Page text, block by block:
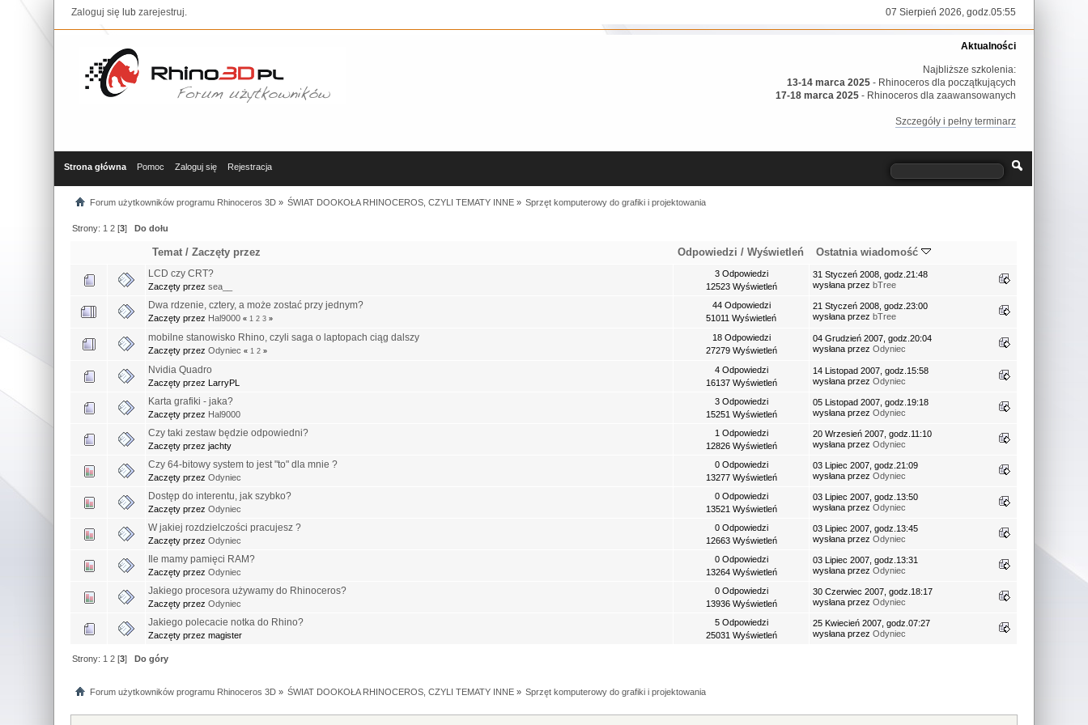
Zaloguj się lubzarejestruj. 07 Sierpień 2026, godz.05:55
Aktualności
Najbliższe szkolenia:
13-14 marca 2025 - Rhinoceros dla początkujących
17-18 marca 2025 - Rhinoceros dla zaawansowanych
Szczegóły i pełny terminarz
Strona główna Pomoc Zaloguj się Rejestracja
Forum użytkowników programu Rhinoceros 3D» ŚWIAT DOOKOŁA RHINOCEROS, CZYLI TEMATY INNE » Sprzęt komputerowy do grafiki i projektowania
Strony: 1 2 [3]Do dołu
Temat /Zaczęty przez Odpowiedzi /Wyświetleń Ostatnia wiadomość
LCD czy CRT?
Zaczęty przezsea__
3 Odpowiedzi
12523 Wyświetleń
31 Styczeń 2008, godz.21:48
wysłana przezbTree
Dwa rdzenie, cztery, a może zostać przy jednym?
Zaczęty przez Hal9000 « 1 2 3 »
44 Odpowiedzi
51011 Wyświetleń
21 Styczeń 2008, godz.23:00
wysłana przezbTree
mobilne stanowisko Rhino, czyli saga o laptopach ciąg dalszy
Zaczęty przezOdyniec « 1 2 »
18 Odpowiedzi
27279 Wyświetleń
04 Grudzień 2007, godz.20:04
wysłana przezOdyniec
Nvidia Quadro
Zaczęty przez LarryPL
4 Odpowiedzi
16137 Wyświetleń
14 Listopad 2007, godz.15:58
wysłana przezOdyniec
Karta grafiki - jaka?
Zaczęty przez Hal9000
3 Odpowiedzi
15251 Wyświetleń
05 Listopad 2007, godz.19:18
wysłana przezOdyniec
Czy taki zestaw będzie odpowiedni?
Zaczęty przez jachty
1 Odpowiedzi
12826 Wyświetleń
20 Wrzesień 2007, godz.11:10
wysłana przezOdyniec
Czy 64-bitowy system to jest "to" dla mnie ?
Zaczęty przezOdyniec
0 Odpowiedzi
13277 Wyświetleń
03 Lipiec 2007, godz.21:09
wysłana przezOdyniec
Dostęp do interentu, jak szybko?
Zaczęty przezOdyniec
0 Odpowiedzi
13521 Wyświetleń
03 Lipiec 2007, godz.13:50
wysłana przezOdyniec
W jakiej rozdzielczości pracujesz ?
Zaczęty przezOdyniec
0 Odpowiedzi
12663 Wyświetleń
03 Lipiec 2007, godz.13:45
wysłana przezOdyniec
Ile mamy pamięci RAM?
Zaczęty przezOdyniec
0 Odpowiedzi
13264 Wyświetleń
03 Lipiec 2007, godz.13:31
wysłana przezOdyniec
Jakiego procesora używamy do Rhinoceros?
Zaczęty przezOdyniec
0 Odpowiedzi
13936 Wyświetleń
30 Czerwiec 2007, godz.18:17
wysłana przezOdyniec
Jakiego polecacie notka do Rhino?
Zaczęty przez magister
5 Odpowiedzi
25031 Wyświetleń
25 Kwiecień 2007, godz.07:27
wysłana przezOdyniec
Strony: 1 2 [3]Do góry
Forum użytkowników programu Rhinoceros 3D» ŚWIAT DOOKOŁA RHINOCEROS, CZYLI TEMATY INNE » Sprzęt komputerowy do grafiki i projektowania